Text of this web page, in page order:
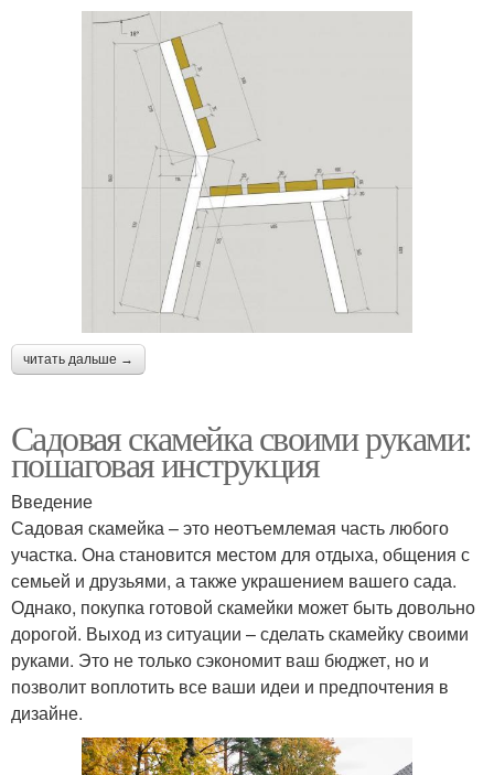
читать дальше →
Садовая скамейка своими руками:
пошаговая инструкция
Введение
Садовая скамейка – это неотъемлемая часть любого
участка. Она становится местом для отдыха, общения с
семьей и друзьями, а также украшением вашего сада.
Однако, покупка готовой скамейки может быть довольно
дорогой. Выход из ситуации – сделать скамейку своими
руками. Это не только сэкономит ваш бюджет, но и
позволит воплотить все ваши идеи и предпочтения в
дизайне.